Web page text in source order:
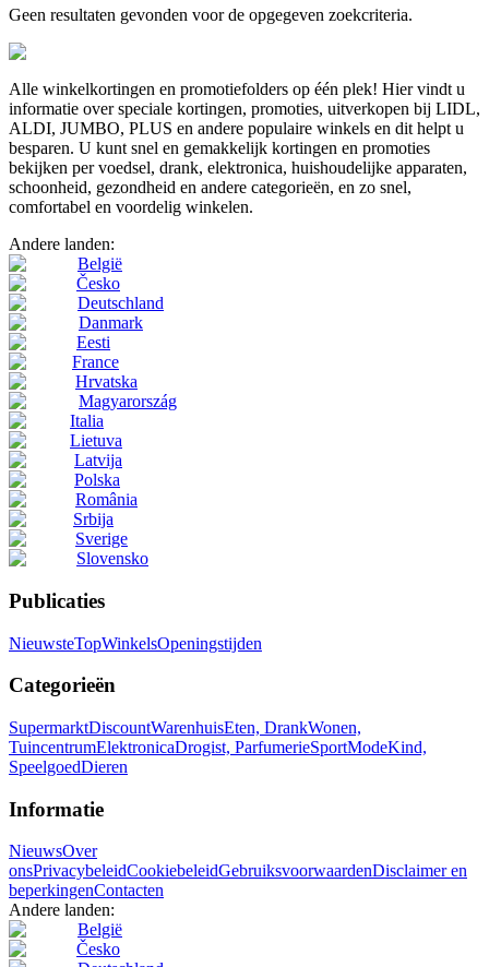
Geen resultaten gevonden voor de opgegeven zoekcriteria.
Alle winkelkortingen en promotiefolders op één plek! Hier vindt u
informatie over speciale kortingen, promoties, uitverkopen bij LIDL,
ALDI, JUMBO, PLUS en andere populaire winkels en dit helpt u
besparen. U kunt snel en gemakkelijk kortingen en promoties
bekijken per voedsel, drank, elektronica, huishoudelijke apparaten,
schoonheid, gezondheid en andere categorieën, en zo snel,
comfortabel en voordelig winkelen.
Andere landen:
België
Česko
Deutschland
Danmark
Eesti
France
Hrvatska
Magyarország
Italia
Lietuva
Latvija
Polska
România
Srbija
Sverige
Slovensko
Publicaties
NieuwsteTopWinkelsOpeningstijden
Categorieën
SupermarktDiscountWarenhuisEten, DrankWonen,
TuincentrumElektronicaDrogist, ParfumerieSportModeKind,
SpeelgoedDieren
Informatie
NieuwsOver
onsPrivacybeleidCookiebeleidGebruiksvoorwaardenDisclaimer en
beperkingenContacten
Andere landen:
België
Česko